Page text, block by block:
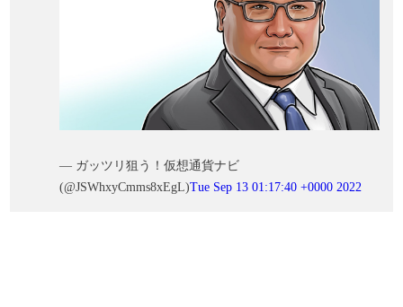
— ガッツリ狙う！仮想通貨ナビ
(@JSWhxyCmms8xEgL)Tue Sep 13 01:17:40 +0000 2022